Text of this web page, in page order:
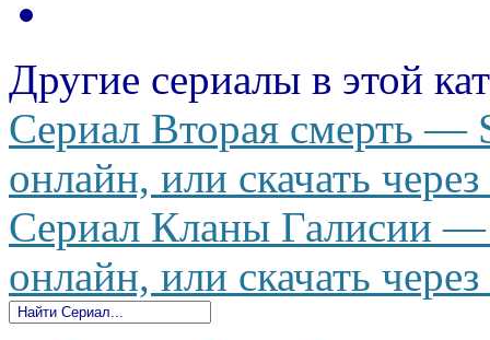
Другие сериалы в этой
Сериал Вторая смерть —
онлайн, или скачать
Сериал Кланы Галисии —
онлайн, или скачать